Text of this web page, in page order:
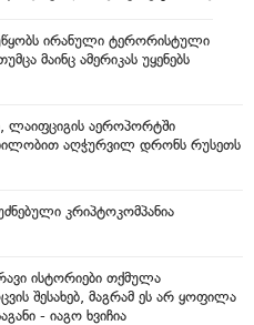
ირანული ტერორისტული
მაინც ამერიკას უყენებს
ლაიფციგის აეროპორტში
აღჭურვილ დრონს რუსეთს
კრიპტოკომპანია
ისტორიები თქმულა
შესახებ, მაგრამ ეს არ ყოფილა
- იაგო ხვიჩია